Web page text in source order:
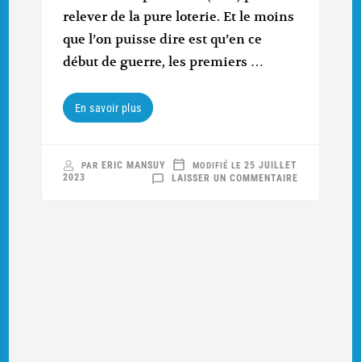
relever de la pure loterie. Et le moins
que l’on puisse dire est qu’en ce
début de guerre, les premiers …
En savoir plus
PAR ERIC MANSUY
LAISSER UN COMMENTAIRESUR
MODIFIÉ LE25 JUILLET
2023